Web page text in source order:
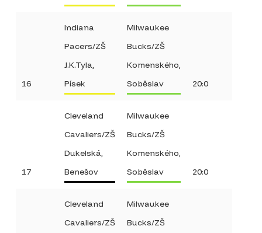
16
Indiana
Pacers/ZŠ
J.K.Tyla,
Písek
Milwaukee
Bucks/ZŠ
Komenského,
Soběslav
20:0
17
Cleveland
Cavaliers/ZŠ
Dukelská,
Benešov
Milwaukee
Bucks/ZŠ
Komenského,
Soběslav
20:0
Cleveland
Cavaliers/ZŠ
Milwaukee
Bucks/ZŠ